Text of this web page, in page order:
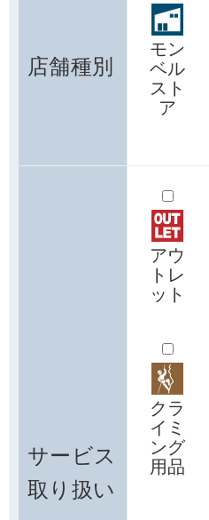
店舗種別
モン
ベル
スト
ア
サービス
取り扱い
アウ
トレ
ット
クラ
イミ
ング
用品